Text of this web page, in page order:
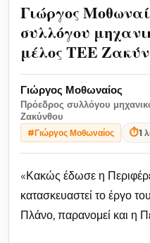
Γιώργος
συλλόγου
μέλος ΤΕΕ
Γιώργος Μοθωναίος
Πρόεδρος συλλόγου
Ζακύνθου
#Γιώργος Μοθωναίος ⏱1
«Κακώς έδωσε η
κατασκευαστεί το έργο
Πλάνο, παρανομεί και η